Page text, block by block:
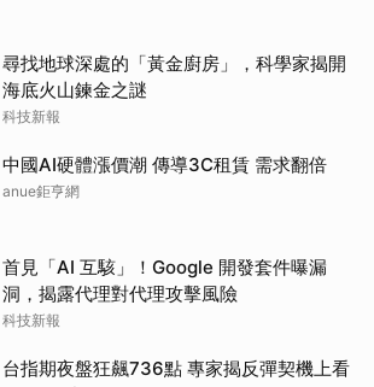
尋找地球深處的「黃金廚房」，科學家揭開
海底火山鍊金之謎
科技新報
中國AI硬體漲價潮 傳導3C租賃 需求翻倍
anue鉅亨網
首見「AI 互駭」！Google 開發套件曝漏
洞，揭露代理對代理攻擊風險
科技新報
台指期夜盤狂飆736點 專家揭反彈契機上看